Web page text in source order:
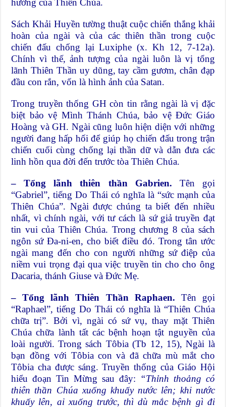
Sách Khải Huyền tường thuật cuộc chiến thắng khải
hoàn của ngài và của các thiên thần trong cuộc
chiến đấu chống lại Luxiphe (x. Kh 12, 7-12a).
Chính vì thế, ảnh tượng của ngài luôn là vị tổng
lãnh Thiên Thần uy dũng, tay cầm gươm, chân đạp
đầu con rắn, vốn là hình ảnh của Satan.
Trong truyền thống GH còn tin rằng ngài là vị đặc
biệt bảo vệ Mình Thánh Chúa, bảo vệ Đức Giáo
Hoàng và GH. Ngài cũng luôn hiện diện với những
người đang hấp hối để giúp họ chiến đấu trong trận
chiến cuối cùng chống lại thần dữ và dẫn đưa các
linh hồn qua đời đến trước tòa Thiên Chúa.
– Tổng lãnh thiên thần Gabrien. Tên gọi
“Gabriel”, tiếng Do Thái có nghĩa là “sức mạnh của
Thiên Chúa”. Ngài được chúng ta biết đến nhiều
nhất, vì chính ngài, với tư cách là sứ giả truyền đạt
tin vui của Thiên Chúa. Trong chương 8 của sách
ngôn sứ Đa-ni-en, cho biết điều đó. Trong tân ước
ngài mang đến cho con người những sứ điệp của
niềm vui trọng đại qua việc truyền tin cho cho ông
Dacaria, thánh Giuse và Đức Mẹ.
– Tổng lãnh Thiên Thần Raphaen. Tên gọi
“Raphael”, tiếng Do Thái có nghĩa là “Thiên Chúa
chữa trị”. Bởi vì, ngài có sứ vụ, thay mặt Thiên
Chúa chữa lành tất các bệnh hoạn tật nguyền của
loài người. Trong sách Tôbia (Tb 12, 15), Ngài là
bạn đồng với Tôbia con và đã chữa mù mắt cho
Tôbia cha được sáng. Truyền thống của Giáo Hội
hiểu đoạn Tin Mừng sau đây: “Thỉnh thoảng có
thiên thần Chúa xuống khuấy nước lên; khi nước
khuấy lên, ai xuống trước, thì dù mắc bệnh gì đi